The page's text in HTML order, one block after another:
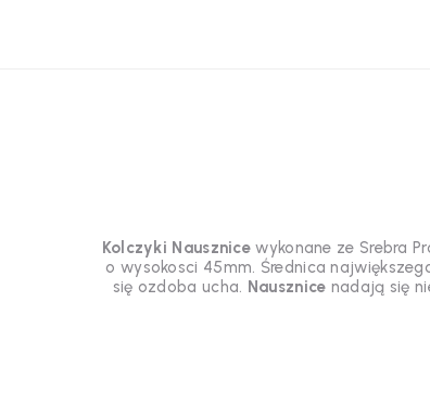
Kolczyki Nausznice wykonane ze Srebra
o wysokosci 45mm. Średnica
się ozdoba ucha. Nausznice nadają się